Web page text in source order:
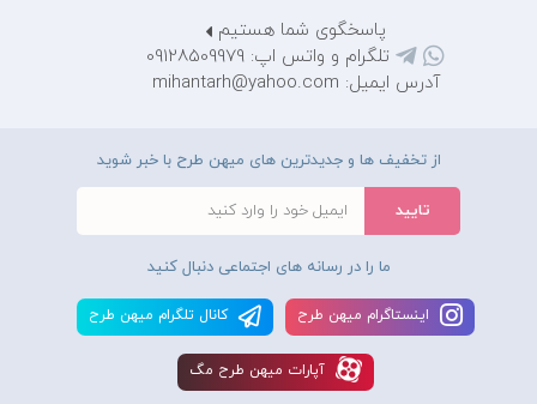
پاسخگوی شما هستیم
تلگرام و واتس اپ: 09128509979
آدرس ایمیل: mihantarh@yahoo.com
از تخفیف ها و جدیدترین های میهن طرح با خبر شوید
ما را در رسانه های اجتماعی دنبال کنید
اينستاگرام ميهن طرح کانال تلگرام ميهن طرح
آپارات ميهن طرح مگ